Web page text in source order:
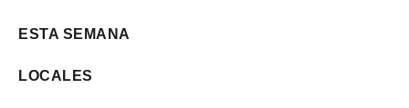
ESTA SEMANA
LOCALES